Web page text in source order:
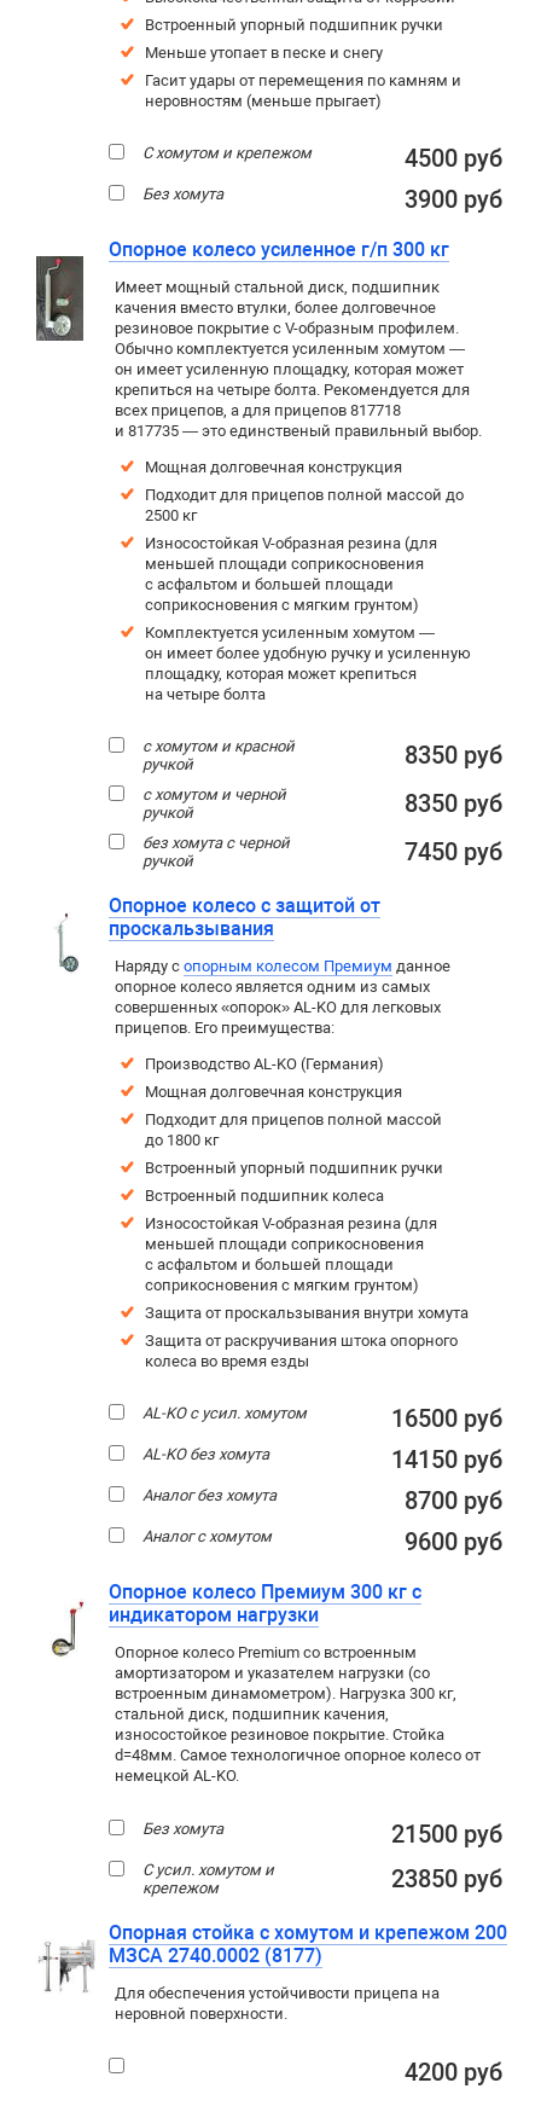
Встроенный упорный подшипник ручки
Меньше утопает в песке и снегу
Гасит удары от перемещения по камням и
неровностям (меньше прыгает)
С хомутом и крепежом 4500 руб
Без хомута 3900 руб
Опорное колесо усиленное г/п 300 кг
Имеет мощный стальной диск, подшипник
качения вместо втулки, более долговечное
резиновое покрытие c V-образным профилем.
Обычно комплектуется усиленным хомутом —
он имеет усиленную площадку, которая может
крепиться на четыре болта. Рекомендуется для
всех прицепов, а для прицепов 817718
и 817735 — это единственый правильный выбор.
Мощная долговечная конструкция
Подходит для прицепов полной массой до
2500 кг
Износостойкая V-образная резина (для
меньшей площади соприкосновения
с асфальтом и большей площади
соприкосновения с мягким грунтом)
Комплектуется усиленным хомутом —
он имеет более удобную ручку и усиленную
площадку, которая может крепиться
на четыре болта
с хомутом и красной
ручкой
8350 руб
с хомутом и черной
ручкой
8350 руб
без хомута с черной
ручкой
7450 руб
Опорное колесо с защитой от
проскальзывания
Наряду с опорным колесом Премиум данное
опорное колесо является одним из самых
совершенных «опорок» AL-KO для легковых
прицепов. Его преимущества:
Производство AL-KO (Германия)
Мощная долговечная конструкция
Подходит для прицепов полной массой
до 1800 кг
Встроенный упорный подшипник ручки
Встроенный подшипник колеса
Износостойкая V-образная резина (для
меньшей площади соприкосновения
с асфальтом и большей площади
соприкосновения с мягким грунтом)
Защита от проскальзывания внутри хомута
Защита от раскручивания штока опорного
колеса во время езды
AL-KO с усил. хомутом 16500 руб
AL-KO без хомута 14150 руб
Аналог без хомута 8700 руб
Аналог с хомутом 9600 руб
Опорное колесо Премиум 300 кг с
индикатором нагрузки
Опорное колесо Premium со встроенным
амортизатором и указателем нагрузки (со
встроенным динамометром). Нагрузка 300 кг,
стальной диск, подшипник качения,
износостойкое резиновое покрытие. Стойка
d=48мм. Самое технологичное опорное колесо от
немецкой AL-KO.
Без хомута 21500 руб
С усил. хомутом и
крепежом
23850 руб
Опорная стойка с хомутом и крепежом 200
МЗСА 2740.0002 (8177)
Для обеспечения устойчивости прицепа на
неровной поверхности.
4200 руб